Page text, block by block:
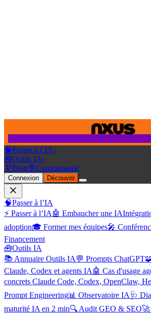
🧠Passer à l’IA›
🧰Outils IA›
🔭Blog💬Communauté
Connexion Découvrir
🧠Passer à l’IA
⚡ Passer à l’IA 🤖 Embaucher une IA
adoption🎓 Former mes équipes🎤
Financement
🧰Outils IA
📚 Annuaire Outils IA 💬 Prompts ChatGPT
Claude, Codex et agents IA 🤖 Cas d'usage
concrets Claude Code, Codex, OpenClaw,
Prompt Engineering📊 Observatoire IA 🩺
maturité IA en 2 min🔍 Audit GEO & SEO